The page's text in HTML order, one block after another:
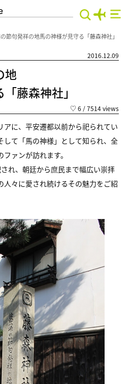
節句発祥の地馬の神様が見守る「藤森神社」
2016.12.09
地
藤森神社」
♡ 6 / 7514 views
アに、平安遷都以前から祀られてい
して「馬の神様」として知られ、全
ァンが訪れます。
れ、朝廷から庶民まで幅広い崇拝
人々に愛され続けるその魅力をご紹